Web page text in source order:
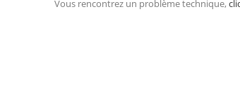
Vous rencontrez un problème technique,